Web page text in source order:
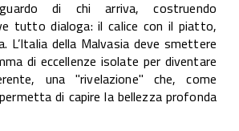
di chi arriva, costruendo
tutto dialoga: il calice con il piatto,
L’Italia della Malvasia deve smettere
di eccellenze isolate per diventare
una "rivelazione" che, come
di capire la bellezza profonda